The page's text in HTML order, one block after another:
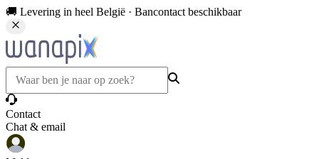
🚚 Levering in heel België · Bancontact beschikbaar
Contact
Chat & email